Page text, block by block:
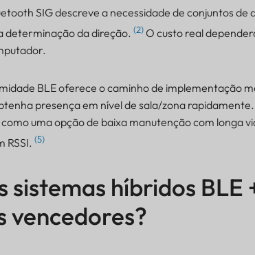
SIG descreve a necessidade de conjuntos
determinação da direção. (2)O custo real
BLE oferece o caminho de implementação
presença em nível de sala/zona
uma opção de baixa manutenção com longa
RSSI. (5)
sistemas híbridos BLE
vencedores?